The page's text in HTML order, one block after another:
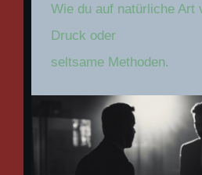
Wie du auf natürliche Art
Druck oder
seltsame Methoden.